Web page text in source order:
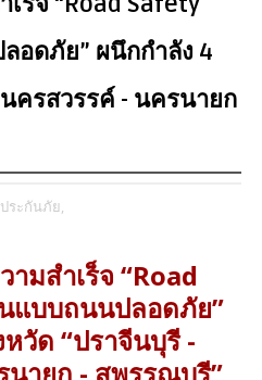
อดภัย” ผนึกกำลัง 4
ครสวรรค์ - นครนายก
ประกันภัย,
มสำเร็จ “Road
แบบถนนปลอดภัย”
วัด “ปราจีนบุรี -